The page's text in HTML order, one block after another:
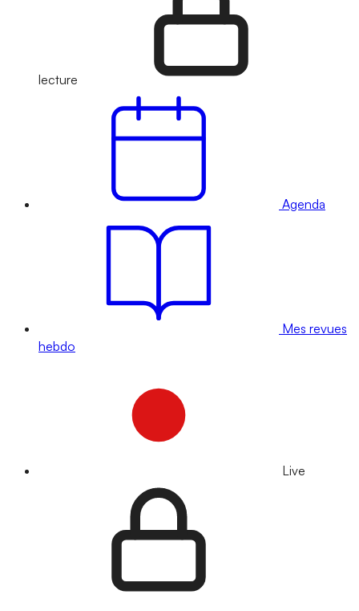
lecture
Agenda
Mes revues
hebdo
Live